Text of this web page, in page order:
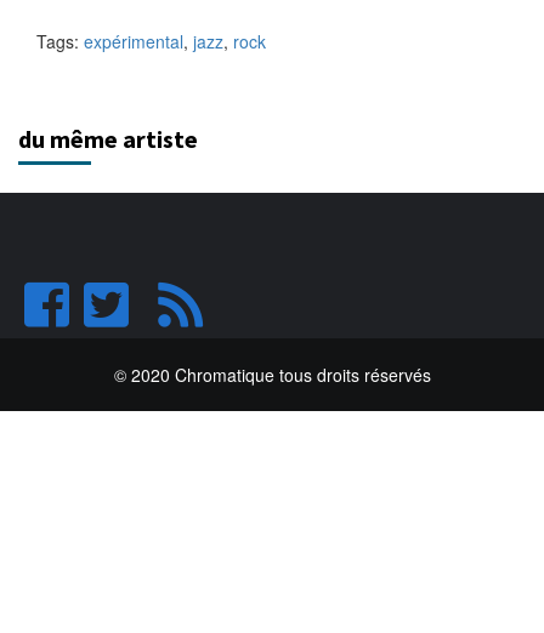
Tags: expérimental, jazz, rock
du même artiste
© 2020 Chromatique tous droits réservés